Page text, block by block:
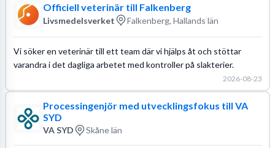
Officiell veterinär till Falkenberg
Livsmedelsverket Falkenberg, Hallands län
Vi söker en veterinär till ett team där vi hjälps åt och stöttar
varandra i det dagliga arbetet med kontroller på slakterier.
2026-08-23
Processingenjör med utvecklingsfokus till VA
SYD
VA SYD Skåne län